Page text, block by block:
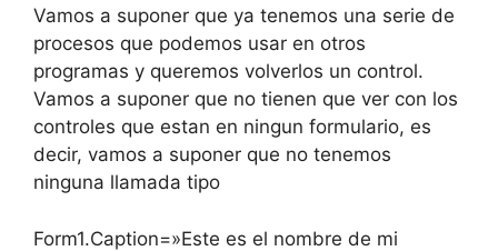
Vamos a suponer que ya tenemos una serie de
procesos que podemos usar en otros
programas y queremos volverlos un control.
Vamos a suponer que no tienen que ver con los
controles que estan en ningun formulario, es
decir, vamos a suponer que no tenemos
ninguna llamada tipo
Form1.Caption=»Este es el nombre de mi